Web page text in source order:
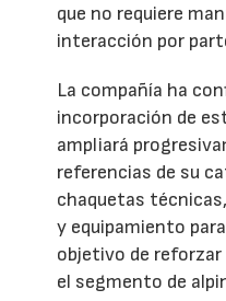
que no requiere
interacción por
La compañía ha
incorporación de
ampliará
referencias de su
chaquetas
y equipamiento
objetivo de
el segmento de